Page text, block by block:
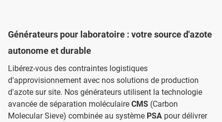
Générateurs pour laboratoire : votre source d'azote
autonome et durable
Libérez-vous des contraintes logistiques
d'approvisionnement avec nos solutions de production
d'azote sur site. Nos générateurs utilisent la technologie
avancée de séparation moléculaire CMS (Carbon
Molecular Sieve) combinée au système PSA pour délivrer